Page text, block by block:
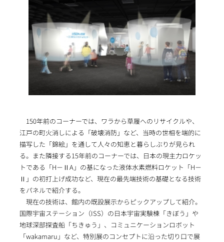
150年前のコーナーでは、ワラから草履へのリサイクルや、
江戸の町火消しによる「破壊消防」など、当時の世相を端的に
描写した「錦絵」を通して人々の知恵と暮らしぶりが見られ
る。また隣接する15年前のコーナーでは、日本の現主力ロケッ
トである「H－ⅡA」の基になった液体水素燃料ロケット「H－
Ⅱ」の初打上げ成功など、現在の最先端技術の基礎となる技術
をパネルで紹介する。
現在の技術は、館内の既設展示からピックアップして紹介。
国際宇宙ステーション（ISS）の日本宇宙実験棟「きぼう」や
地球深部探査船「ちきゅう」、コミュニケーションロボット
「wakamaru」など、特別展のコンセプトに沿った切り口で展